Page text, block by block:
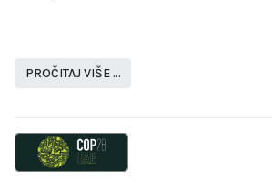
PROČITAJ VIŠE …